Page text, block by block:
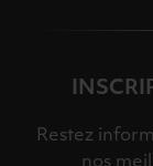
Restez